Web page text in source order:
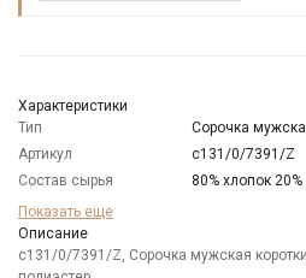
Характеристики
Тип
Сорочка
Артикул
c131/0/7391/Z
Состав сырья
80% хлопок
Бренд
Модель
Цвет
Серый
Показать еще
Описание
c131/0/7391/Z, Сорочка мужская